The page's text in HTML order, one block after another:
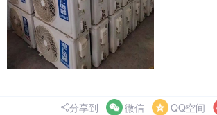
分享到 微信 QQ空间